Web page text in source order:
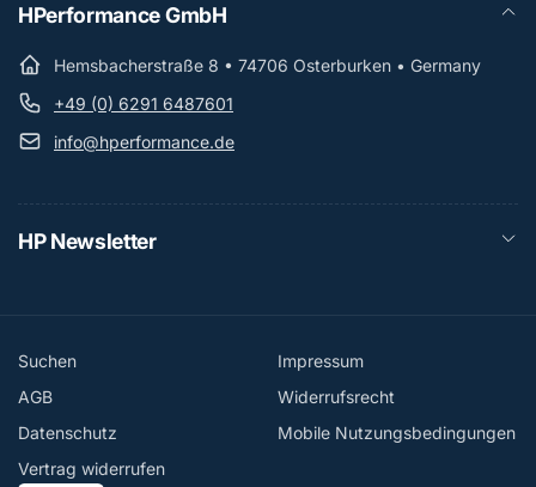
HPerformance GmbH
Hemsbacherstraße 8 • 74706 Osterburken • Germany
+49 (0) 6291 6487601
info@hperformance.de
HP Newsletter
Suchen
Impressum
AGB
Widerrufsrecht
Datenschutz
Mobile Nutzungsbedingungen
Vertrag widerrufen